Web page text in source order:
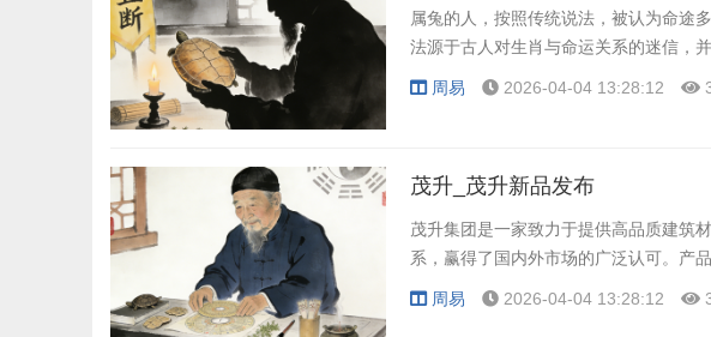
属兔的人，按照传统说法，被认为命途
法源于古人对生肖与命运关系的迷信，
周易 2026-04-04 13:28:12
茂升_茂升新品发布
茂升集团是一家致力于提供高品质建筑
系，赢得了国内外市场的广泛认可。产
周易 2026-04-04 13:28:12